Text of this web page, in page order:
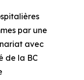
par une
avec
de la BC